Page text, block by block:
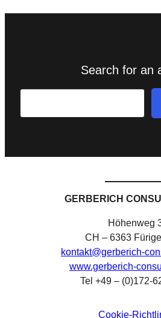
Search for an
GERBERICH
Höhenweg
CH – 6363
kontakt@gerberich-
www.gerberich-
Tel +49 – (0)172-
Cookie-